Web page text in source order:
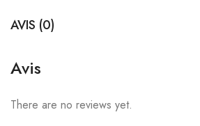
AVIS (0)
Avis
There are no reviews yet.